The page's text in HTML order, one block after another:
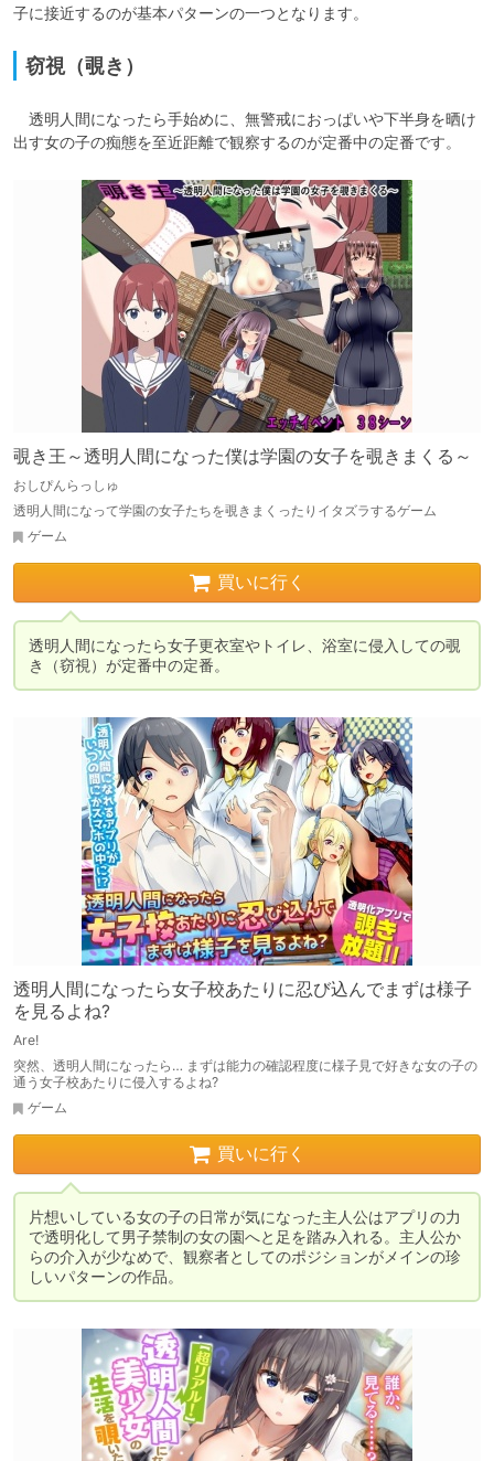
子に接近するのが基本パターンの一つとなります。
窃視（覗き）
透明人間になったら手始めに、無警戒におっぱいや下半身を晒け
出す女の子の痴態を至近距離で観察するのが定番中の定番です。
覗き王～透明人間になった僕は学園の女子を覗きまくる～
おしぴんらっしゅ
透明人間になって学園の女子たちを覗きまくったりイタズラするゲーム
ゲーム
買いに行く
透明人間になったら女子更衣室やトイレ、浴室に侵入しての覗
き（窃視）が定番中の定番。
透明人間になったら女子校あたりに忍び込んでまずは様子
を見るよね?
Are!
突然、透明人間になったら… まずは能力の確認程度に様子見で好きな女の子の
通う女子校あたりに侵入するよね?
ゲーム
買いに行く
片想いしている女の子の日常が気になった主人公はアプリの力
で透明化して男子禁制の女の園へと足を踏み入れる。主人公か
らの介入が少なめで、観察者としてのポジションがメインの珍
しいパターンの作品。